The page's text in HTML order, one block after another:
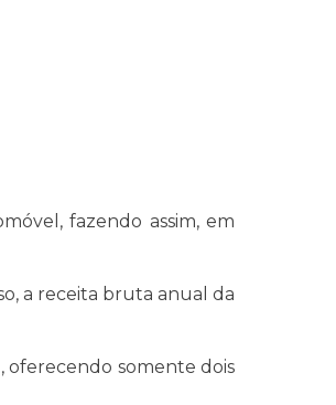
fazendo assim, em
a receita bruta anual da
oferecendo somente dois